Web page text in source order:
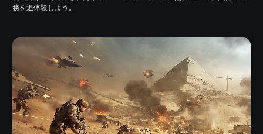
務を追体験しよう。